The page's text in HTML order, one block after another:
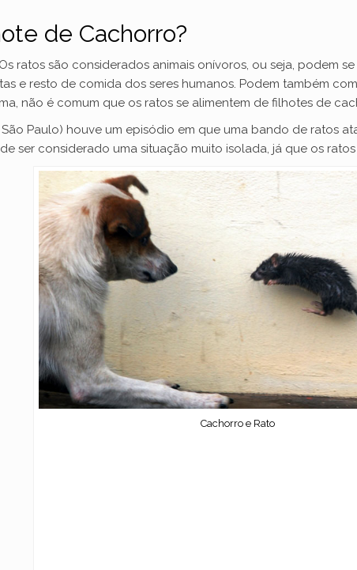
de Cachorro?
ratos são considerados animais onívoros, ou seja, podem
e resto de comida dos seres humanos. Podem também
não é comum que os ratos se alimentem de filhotes de
Paulo) houve um episódio em que uma bando de ratos
ser considerado uma situação muito isolada, já que os
Cachorro e Rato